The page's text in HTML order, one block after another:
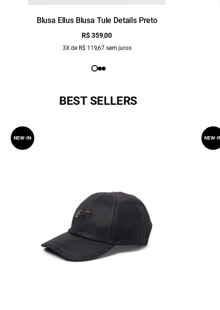
Blusa Ellus Blusa Tule Details Preto
R$ 359,00
3X de R$ 119,67 sem juros
BEST SELLERS
NEW-IN NEW-